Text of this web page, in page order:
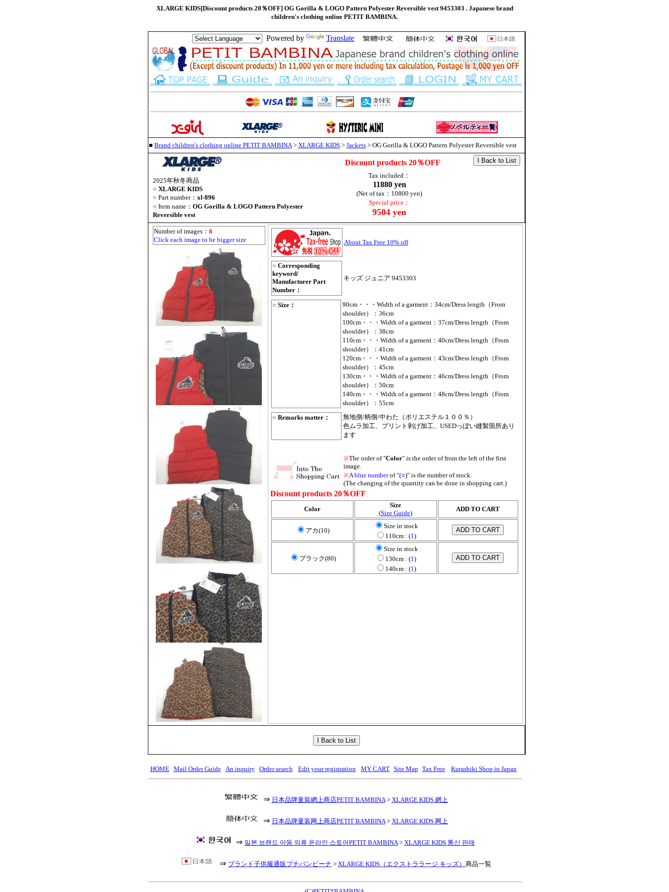
XLARGE KIDS[Discount products 20％OFF] OG Gorilla & LOGO Pattern Polyester Reversible vest 9453303 . Japanese brand
children's clothing online PETIT BAMBINA.
Powered by Translate
■ Brand children's clothing online PETIT BAMBINA> XLARGE KIDS > Jackets > OG Gorilla & LOGO Pattern Polyester Reversible vest
Discount products 20％OFF
Tax included：
11880 yen
(Net of tax：10800 yen)
Special price：
9504 yen
2025年秋冬商品
■ XLARGE KIDS
■ Part number： xl-896
■ Item name： OG Gorilla & LOGO Pattern Polyester
Reversible vest
Number of images： 6
Click each image to be bigger size
About Tax Free 10% off
■ Corresponding
keyword/
Manufacturer Part
Number：
キッズ ジュニア 9453303
■ Size：
90cm・・・Width of a garment：34cm/Dress length（From
shoulder）：36cm
100cm・・・Width of a garment：37cm/Dress length（From
shoulder）：38cm
110cm・・・Width of a garment：40cm/Dress length（From
shoulder）：41cm
120cm・・・Width of a garment：43cm/Dress length（From
shoulder）：45cm
130cm・・・Width of a garment：46cm/Dress length（From
shoulder）：50cm
140cm・・・Width of a garment：48cm/Dress length（From
shoulder）：55cm
■ Remarks matter：
無地側/柄側/中わた（ポリエステル１００％）
色ムラ加工、プリント剥げ加工、USEDっぽい縫製箇所あり
ます
※The order of "Color" is the order of from the left of the first
image.
※Ablue numberof "(○)" is the number of stock.
(The changing of the quantity can be done in shopping cart.)
Discount products 20％OFF
Color
Size
(Size Guide)
ADD TO CART
アカ(10)
Size in stock
110cm : (1)
ブラック(80)
Size in stock
130cm : (1)
140cm : (1)
HOME Mail Order Guide An inquiry Order search Edit your registration MY CART Site Map Tax Free Kurashiki Shop in Japan
⇒ 日本品牌童裝網上商店PETIT BAMBINA> XLARGE KIDS 網上
⇒ 日本品牌童装网上商店PETIT BAMBINA> XLARGE KIDS 网上
⇒ 일본 브랜드 아동 의류 온라인 스토어PETIT BAMBINA> XLARGE KIDS 통신 판매
⇒ ブランド子供服通販プチバンビーナ > XLARGE KIDS（エクストララージ キッズ） 商品一覧